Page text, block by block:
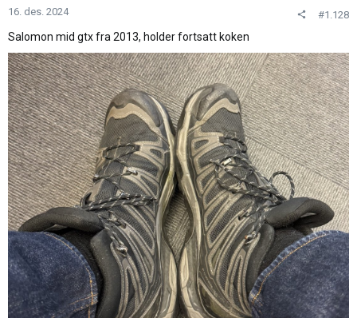
n
r
:
16. des. 2024 #1.128
Salomon mid gtx fra 2013, holder fortsatt koken